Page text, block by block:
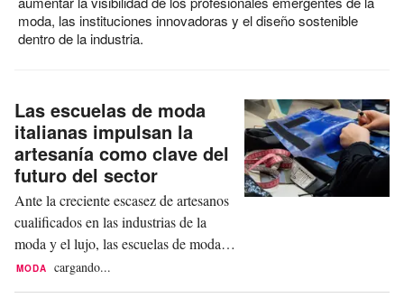
moda, las instituciones innovadoras y el diseño sostenible
dentro de la industria.
Las escuelas de moda
italianas impulsan la
artesanía como clave del
futuro del sector
Ante la creciente escasez de artesanos
cualificados en las industrias de la
moda y el lujo, las escuelas de moda
italianas están posicionando la
MODA cargando...